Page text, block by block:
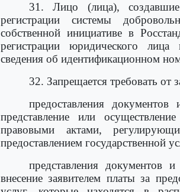
31. Лицо (лица),
регистрации системы
собственной инициативе в
регистрации юридического
сведения об идентификационном
32. Запрещается требовать от
предоставления
представление или
правовыми актами,
предоставлением государственной
представления
внесение заявителем платы за